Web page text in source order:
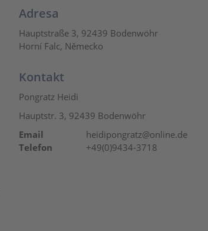
Adresa
Hauptstraße 3, 92439 Bodenwöhr
Horní Falc, Německo
Kontakt
Pongratz Heidi
Hauptstr. 3, 92439 Bodenwöhr
Email
heidipongratz@online.de
Telefon
+49(0)9434-3718